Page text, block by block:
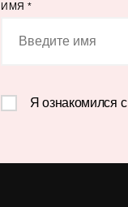
ИМЯ *
Я ознакомился с